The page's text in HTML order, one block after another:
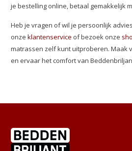
je bestelling online, betaal gemakkelijk
Heb je vragen of wil je persoonlijk
onzeklantenservice of bezoek onze
matrassen zelf kunt uitproberen. Maak
en ervaar het comfort van